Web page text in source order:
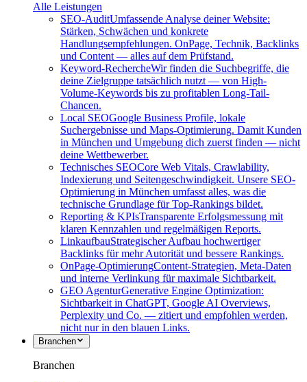
Alle Leistungen
SEO-AuditUmfassende Analyse deiner Website:
Stärken, Schwächen und konkrete
Handlungsempfehlungen. OnPage, Technik, Backlinks
und Content — alles auf dem Prüfstand.
Keyword-RechercheWir finden die Suchbegriffe, die
deine Zielgruppe tatsächlich nutzt — von High-
Volume-Keywords bis zu profitablen Long-Tail-
Chancen.
Local SEOGoogle Business Profile, lokale
Suchergebnisse und Maps-Optimierung. Damit Kunden
in München und Umgebung dich zuerst finden — nicht
deine Wettbewerber.
Technisches SEOCore Web Vitals, Crawlability,
Indexierung und Seitengeschwindigkeit. Unsere SEO-
Optimierung in München umfasst alles, was die
technische Grundlage für Top-Rankings bildet.
Reporting & KPIsTransparente Erfolgsmessung mit
klaren Kennzahlen und regelmäßigen Reports.
LinkaufbauStrategischer Aufbau hochwertiger
Backlinks für mehr Autorität und bessere Rankings.
OnPage-OptimierungContent-Strategien, Meta-Daten
und interne Verlinkung für maximale Sichtbarkeit.
GEO AgenturGenerative Engine Optimization:
Sichtbarkeit in ChatGPT, Google AI Overviews,
Perplexity und Co. — zitiert und empfohlen werden,
nicht nur in den blauen Links.
Branchen
Branchen